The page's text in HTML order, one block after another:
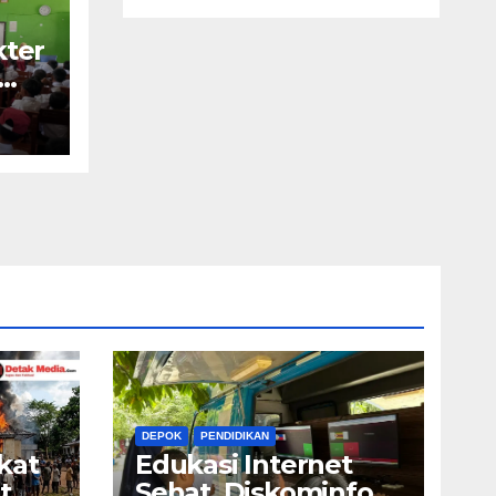
DEPOK PENDIDIKAN
Edukasi Internet